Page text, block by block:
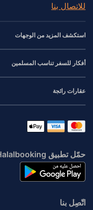
للاتصال بنا
استكشف المزيد من الوجهات
أفكار للسفر تناسب المسلمين
عقارات رائجة
حمّل تطبيق Halalbooking
اتّصِل بنا